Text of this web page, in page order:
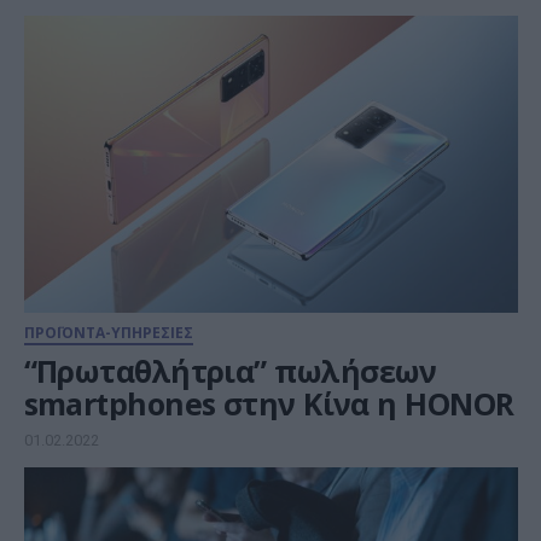
ΠΡΟΪΟΝΤΑ-ΥΠΗΡΕΣΙΕΣ
“Πρωταθλήτρια” πωλήσεων
smartphones στην Κίνα η HONOR
01.02.2022